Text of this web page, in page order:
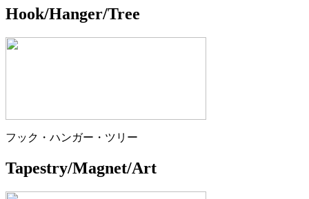
Hook/Hanger/Tree
フック・ハンガー・ツリー
Tapestry/Magnet/Art